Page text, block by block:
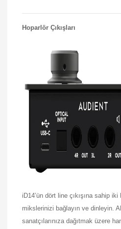
Hoparlör Çıkışları
iD14’ün dört line çıkışına sahip iki
mikslerinizi bağlayın ve dinleyin.
sanatçılarınıza dağıtmak üzere